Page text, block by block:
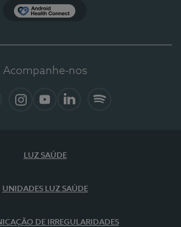
Acompanhe-nos
LUZ SAÚDE
UNIDADES LUZ SAÚDE
DE IRREGULARIDADES